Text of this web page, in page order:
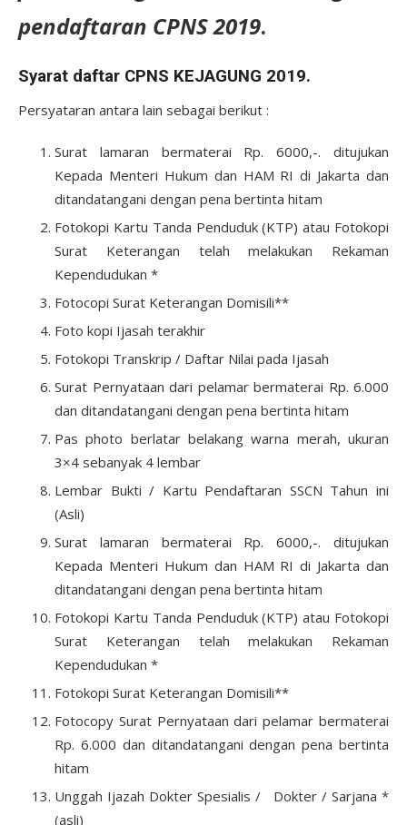
pendaftaran CPNS 2019.
Syarat daftar CPNS KEJAGUNG 2019.
Persyataran antara lain sebagai berikut :
Surat lamaran bermaterai Rp. 6000,-. ditujukan
Kepada Menteri Hukum dan HAM RI di Jakarta dan
ditandatangani dengan pena bertinta hitam
Fotokopi Kartu Tanda Penduduk (KTP) atau Fotokopi
Surat Keterangan telah melakukan Rekaman
Kependudukan *
Fotocopi Surat Keterangan Domisili**
Foto kopi Ijasah terakhir
Fotokopi Transkrip / Daftar Nilai pada Ijasah
Surat Pernyataan dari pelamar bermaterai Rp. 6.000
dan ditandatangani dengan pena bertinta hitam
Pas photo berlatar belakang warna merah, ukuran
3×4 sebanyak 4 lembar
Lembar Bukti / Kartu Pendaftaran SSCN Tahun ini
(Asli)
Surat lamaran bermaterai Rp. 6000,-. ditujukan
Kepada Menteri Hukum dan HAM RI di Jakarta dan
ditandatangani dengan pena bertinta hitam
Fotokopi Kartu Tanda Penduduk (KTP) atau Fotokopi
Surat Keterangan telah melakukan Rekaman
Kependudukan *
Fotokopi Surat Keterangan Domisili**
Fotocopy Surat Pernyataan dari pelamar bermaterai
Rp. 6.000 dan ditandatangani dengan pena bertinta
hitam
Unggah Ijazah Dokter Spesialis / Dokter / Sarjana *
(asli)